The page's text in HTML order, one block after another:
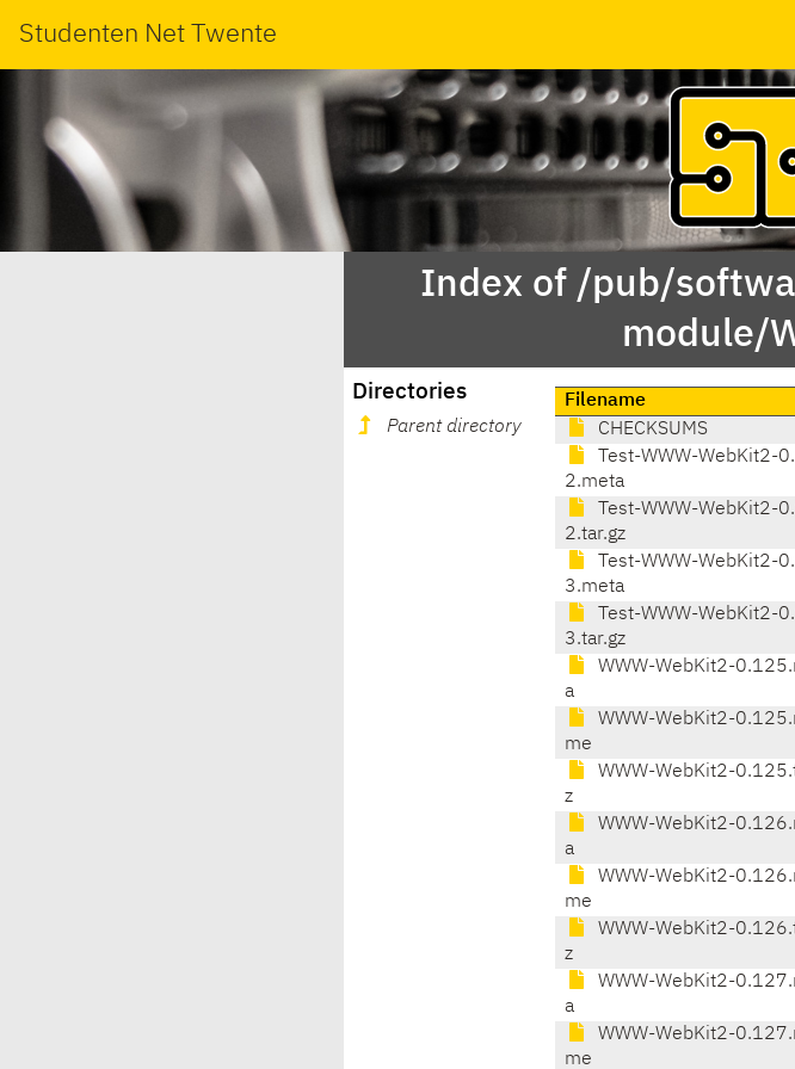
Studenten Net Twente
Index of /pub/
module/
Directories
Parent directory
Filename
CHECKSUMS
Test-WWW-WebKit2-
2.meta
Test-WWW-WebKit2-
2.tar.gz
Test-WWW-WebKit2-
3.meta
Test-WWW-WebKit2-
3.tar.gz
WWW-WebKit2-
a
WWW-WebKit2-
me
WWW-WebKit2-
z
WWW-WebKit2-
a
WWW-WebKit2-
me
WWW-WebKit2-
z
WWW-WebKit2-
a
WWW-WebKit2-
me